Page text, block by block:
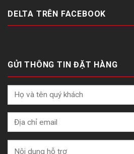
DELTA TRÊN FACEBOOK
GỬI THÔNG TIN ĐẶT HÀNG